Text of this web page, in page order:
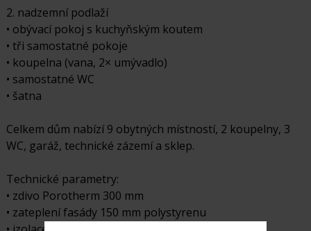
2. nadzemní podlaží
• obývací pokoj s kuchyňským koutem
• tři samostatné pokoje
• koupelna (vana, 2× umývadlo)
• samostatné WC
• šatna
Celkem dům nabízí 9 obytných místností, 2 koupelny, 3
WC, garáž, technické zázemí a sklep.
Technické parametry:
• zdivo Porotherm 300 mm
• zateplení fasády 150 mm polystyrenu